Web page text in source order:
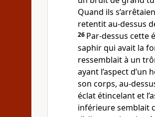
Quand ils
retentit au-dessus
26 Par-dessus cette
saphir qui avait la
ressemblait à un
ayant l’aspect d’un
son corps, au-
éclat étincelant et
inférieure semblait